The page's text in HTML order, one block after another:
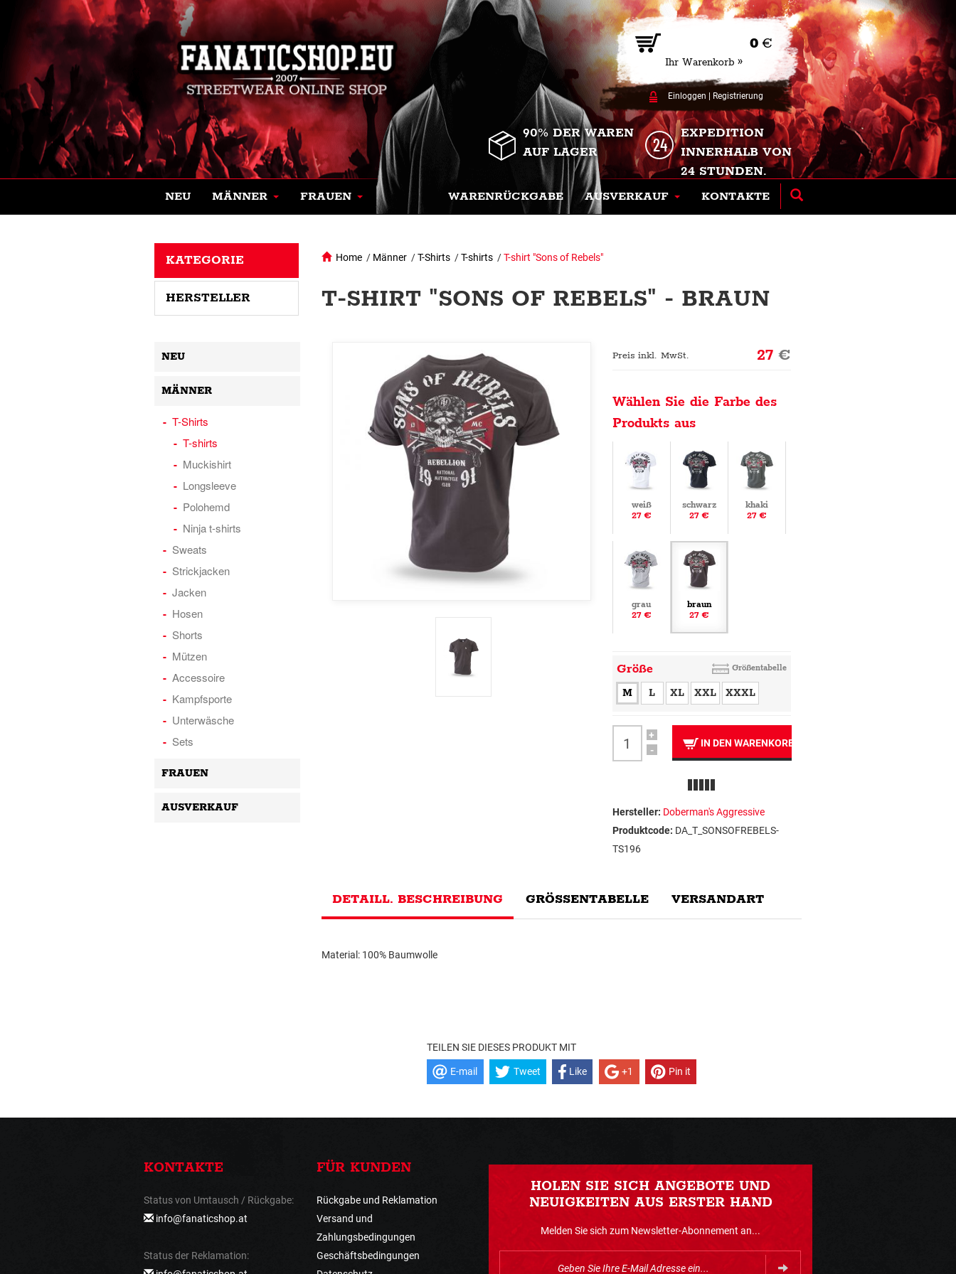
0 €
Ihr Warenkorb »
Einloggen Registrierung
90% DER WAREN
AUF LAGER
EXPEDITION
INNERHALB VON
24 STUNDEN.
NEU MÄNNER FRAUEN WARENRÜCKGABE AUSVERKAUF KONTAKTE
Home / Männer /T-Shirts /T-shirts /T-shirt "Sons of Rebels"
T-SHIRT "SONS OF REBELS" - BRAUN
Preis inkl. MwSt. 27€
Wählen Sie die Farbe des
Produkts aus
weiß
27 €
schwarz
27 €
khaki
27 €
grau
27 €
braun
27 €
Größe Größentabelle
M L XL XXL XXXL
+
-
IN DEN WARENKORB
Hersteller: Doberman's Aggressive
Produktcode: DA_T_SONSOFREBELS-
TS196
DETAILL. BESCHREIBUNG GRÖSSENTABELLE VERSANDART
Material: 100% Baumwolle
TEILEN SIE DIESES PRODUKT MIT
E-mail Tweet Like +1 Pin it
KATEGORIE
HERSTELLER
NEU
MÄNNER
T-Shirts
T-shirts
Muckishirt
Longsleeve
Polohemd
Ninja t-shirts
Sweats
Strickjacken
Jacken
Hosen
Shorts
Mützen
Accessoire
Kampfsporte
Unterwäsche
Sets
FRAUEN
AUSVERKAUF
KONTAKTE
Status von Umtausch / Rückgabe:
info@fanaticshop.at
Status der Reklamation:
FÜR KUNDEN
Rückgabe und Reklamation
Versand und
Zahlungsbedingungen
Geschäftsbedingungen
HOLEN SIE SICH ANGEBOTE UND
NEUIGKEITEN AUS ERSTER HAND
Melden Sie sich zum Newsletter-Abonnement an...